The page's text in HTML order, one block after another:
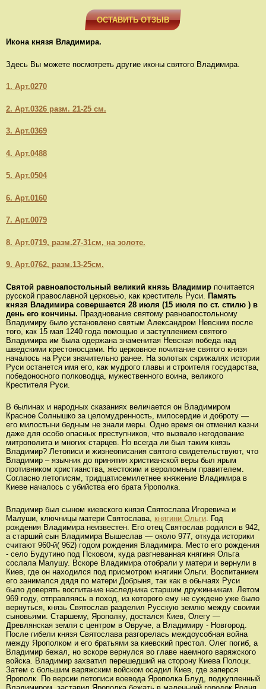
ОСТАВИТЬ ОТЗЫВ
Икона князя Владимира.
Здесь Вы можете посмотреть другие иконы святого Владимира.
1. Арт.0270
2. Арт.0326 разм. 21-25 см.
3. Арт.0369
4. Арт.0488
5. Арт.0504
6. Арт.0160
7. Арт.0079
8. Арт.0719, разм.27-31см, на золоте.
9. Арт.0762, разм.13-25см.
Святой равноапостольный великий князь Владимир почитается
русской православной церковью, как креститель Руси. Память
князя Владимира совершается 28 июля (15 июля по ст. стилю ) в
день его кончины. Празднование святому равноапостольному
Владимиру было установлено святым Александром Невским после
того, как 15 мая 1240 года помощью и заступлением святого
Владимира им была одержана знаменитая Невская победа над
шведскими крестоносцами. Но церковное почитание святого князя
началось на Руси значительно ранее. На золотых скрижалях истории
Руси останется имя его, как мудрого главы и строителя государства,
победоносного полководца, мужественного воина, великого
Крестителя Руси.
В былинах и народных сказаниях величается он Владимиром
Красное Солнышко за целомудренность, милосердие и доброту —
его милостыни бедным не знали меры. Одно время он отменил казни
даже для особо опасных преступников, что вызвало негодование
митрополита и многих старцев. Но всегда ли был таким князь
Владимир? Летописи и жизнеописания святого свидетельствуют, что
Владимир – язычник до принятия христианской веры был ярым
противником христианства, жестоким и вероломным правителем.
Согласно летописям, тридцатисемилетнее княжение Владимира в
Киеве началось с убийства его брата Ярополка.
Владимир был сыном киевского князя Святослава Игоревича и
Малуши, ключницы матери Святослава, княгини Ольги . Год
рождения Владимира неизвестен. Его отец Святослав родился в 942,
а старший сын Владимира Вышеслав — около 977, откуда историки
считают 960-й( 962) годом рождения Владимира. Место его рождения
- село Будутино под Псковом, куда разгневанная княгиня Ольга
сослала Малушу. Вскоре Владимира отобрали у матери и вернули в
Киев, где он находился под присмотром княгини Ольги. Воспитанием
его занимался дядя по матери Добрыня, так как в обычаях Руси
было доверять воспитание наследника старшим дружинникам. Летом
969 году, отправляясь в поход, из которого ему не суждено уже было
вернуться, князь Святослав разделил Русскую землю между своими
сыновьями. Старшему, Ярополку, достался Киев, Олегу —
Древлянская земля с центром в Овруче, а Владимиру - Новгород.
После гибели князя Святослава разгорелась междоусобная война
между Ярополком и его братьями за киевский престол. Олег погиб, а
Владимир бежал, но вскоре вернулся во главе наемного варяжского
войска. Владимир захватил перешедший на сторону Киева Полоцк.
Затем с большим варяжским войском осадил Киев, где заперся
Ярополк. По версии летописи воевода Ярополка Блуд, подкупленный